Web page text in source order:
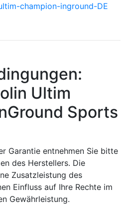
champion-inground-DE
Ultim
Sports
Garantie entnehmen Sie bitte
des Herstellers. Die
Zusatzleistung des
Einfluss auf Ihre Rechte im
Gewährleistung.